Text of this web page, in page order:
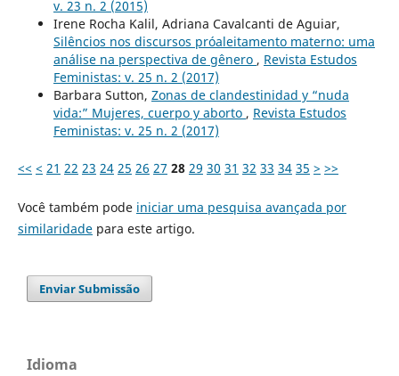
v. 23 n. 2 (2015)
Irene Rocha Kalil, Adriana Cavalcanti de Aguiar,
Silêncios nos discursos próaleitamento materno: uma
análise na perspectiva de gênero , Revista Estudos
Feministas: v. 25 n. 2 (2017)
Barbara Sutton, Zonas de clandestinidad y “nuda
vida:” Mujeres, cuerpo y aborto , Revista Estudos
Feministas: v. 25 n. 2 (2017)
<< < 21 22 23 24 25 26 27 28 29 30 31 32 33 34 35 > >>
Você também pode iniciar uma pesquisa avançada por
similaridadepara este artigo.
Enviar Submissão
Idioma